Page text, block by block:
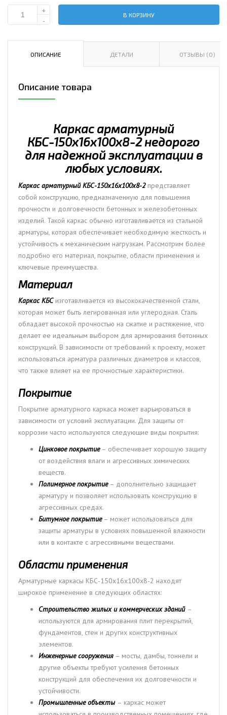
Количество
арматурный
КБС-150х16х100х8-
+
-
В КОРЗИНУ
ОПИСАНИЕ ДЕТАЛИ ОТЗЫВЫ (0)
Описание товара
Каркас арматурный
КБС-150х16х100х8-2 недорого
для надежной эксплуатации в
любых условиях.
Каркас арматурный КБС-150х16х100х8-2представляет
собой конструкцию, предназначенную для повышения
прочности и долговечности бетонных и железобетонных
изделий. Такой каркас обычно изготавливается из стальной
арматуры, которая обеспечивает необходимую жесткость и
устойчивость к механическим нагрузкам. Рассмотрим более
подробно его материал, покрытие, области применения и
ключевые преимущества.
Материал
Каркас КБСизготавливается из высококачественной стали,
которая может быть легированная или углеродная. Сталь
обладает высокой прочностью на сжатие и растяжение, что
делает ее идеальным выбором для армирования бетонных
конструкций. В зависимости от требований к проекту, может
использоваться арматура различных диаметров и классов,
что также влияет на ее прочностные характеристики.
Покрытие
Покрытие арматурного каркаса может варьироваться в
зависимости от условий эксплуатации. Для защиты от
коррозии часто используются следующие виды покрытия:
Цинковое покрытие– обеспечивает хорошую защиту
от воздействия влаги и агрессивных химических
веществ.
Полимерное покрытие– дополнительно защищает
арматуру и позволяет использовать конструкцию в
агрессивных средах.
Битумное покрытие– может использоваться для
защиты арматуры в условиях повышенной влажности
или в контакте с агрессивными веществами.
Области применения
Арматурные каркасы КБС-150х16х100х8-2 находят
широкое применение в следующих областях:
Строительство жилых и коммерческих зданий –
используются для армирования плит перекрытий,
фундаментов, стен и других конструктивных
элементов.
Инженерные сооружения – мосты, дамбы, тоннели и
другие объекты требуют усиления бетонных
конструкций для обеспечения их долговечности и
устойчивости.
Промышленные объекты – каркас может